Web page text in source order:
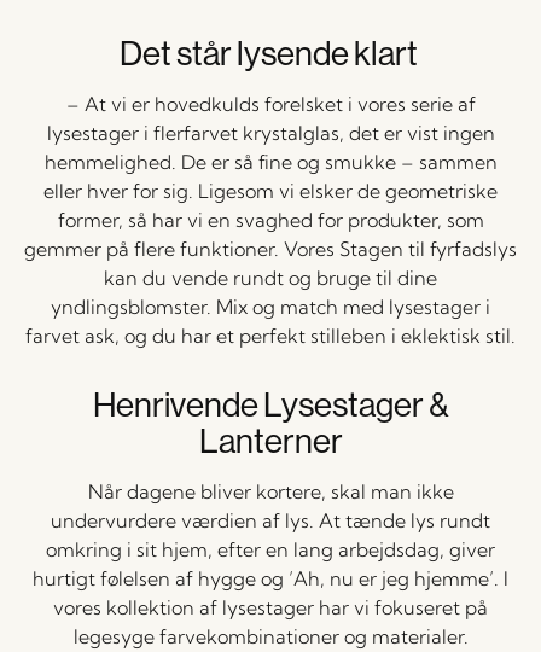
Det står lysende klart
– At vi er hovedkulds forelsket i vores serie af
lysestager i flerfarvet krystalglas, det er vist ingen
hemmelighed. De er så fine og smukke – sammen
eller hver for sig. Ligesom vi elsker de geometriske
former, så har vi en svaghed for produkter, som
gemmer på flere funktioner. Vores Stagen til fyrfadslys
kan du vende rundt og bruge til dine
yndlingsblomster. Mix og match med lysestager i
farvet ask, og du har et perfekt stilleben i eklektisk stil.
Henrivende Lysestager &
Lanterner
Når dagene bliver kortere, skal man ikke
undervurdere værdien af lys. At tænde lys rundt
omkring i sit hjem, efter en lang arbejdsdag, giver
hurtigt følelsen af hygge og ’Ah, nu er jeg hjemme’. I
vores kollektion af lysestager har vi fokuseret på
legesyge farvekombinationer og materialer.